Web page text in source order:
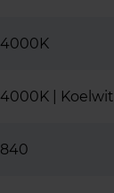
4000K
4000K | Koelwit
840